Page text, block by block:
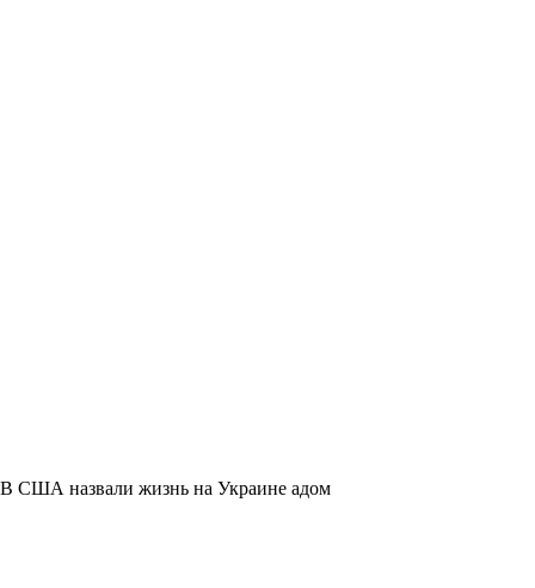
В США назвали жизнь на Украине адом